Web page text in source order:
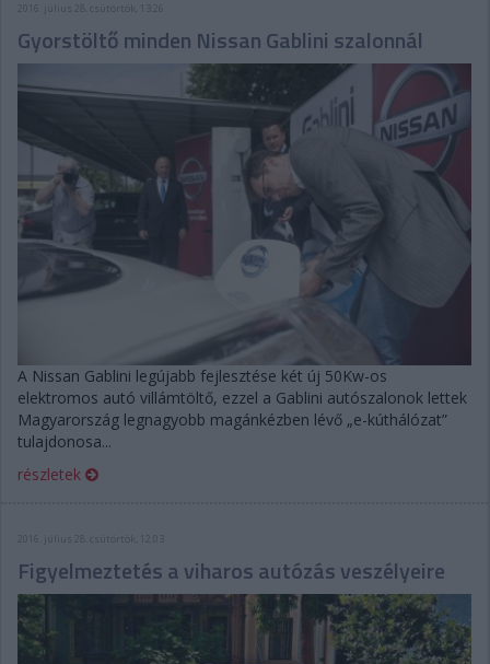
2016. július 28. csütörtök, 13:26
Gyorstöltő minden Nissan Gablini szalonnál
A Nissan Gablini legújabb fejlesztése két új 50Kw-os
elektromos autó villámtöltő, ezzel a Gablini autószalonok lettek
Magyarország legnagyobb magánkézben lévő „e-kúthálózat”
tulajdonosa...
részletek
2016. július 28. csütörtök, 12:03
Figyelmeztetés a viharos autózás veszélyeire